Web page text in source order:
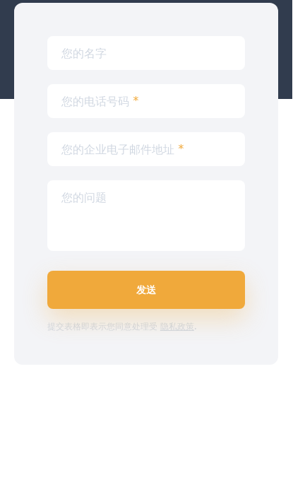
您的名字
您的电话号码 *
您的企业电子邮件地址 *
您的问题
发送
提交表格即表示您同意处理受 隐私政策 .